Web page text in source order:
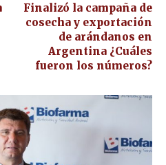
Finalizó la campaña de
cosecha y exportación
de arándanos en
Argentina ¿Cuáles
fueron los números?